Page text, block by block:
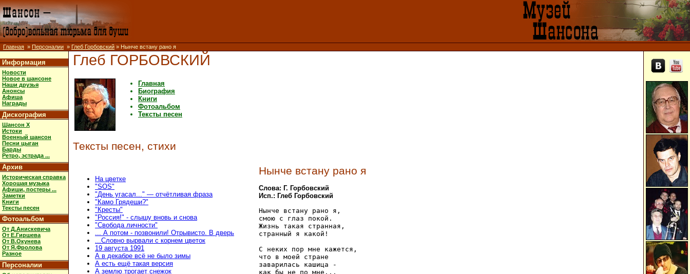
Главная » Персоналии » Глеб Горбовский » Нынче встану рано я
Информация
Новости
Новое в шансоне
Наши друзья
Анонсы
Афиша
Награды
Дискография
Шансон X
Истоки
Военный шансон
Песни цыган
Барды
Ретро, эстрада ...
Архив
Историческая справка
Хорошая музыка
Афиши, постеры ...
Заметки
Книги
Тексты песен
Фотоальбом
От Д.Анискевича
От Е.Гиршева
От В.Окунева
От Я.Фролова
Разное
Персоналии
Глеб ГОРБОВСКИЙ
Главная
Биография
Книги
Фотоальбом
Тексты песен
Тексты песен, стихи
На цветке
"SOS"
"День угасал..." — отчётливая фраза
"Камо Грядеши?"
"Кресты"
"Россия!" - слышу вновь и снова
"Свобода личности"
... А потом - позвонили! Отрывисто. В дверь
...Словно вырвали с корнем цветок
19 августа 1991
А в декабре всё не было зимы
А есть ещё такая версия
А землю трогает снежок
Нынче встану рано я
Слова: Г. Горбовский
Исп.: Глеб Горбовский
Нынче встану рано я,
смою с глаз покой.
Жизнь такая странная,
странный я какой!
С неких пор мне кажется,
что в моей стране
заварилась кашица -
как бы не по мне...